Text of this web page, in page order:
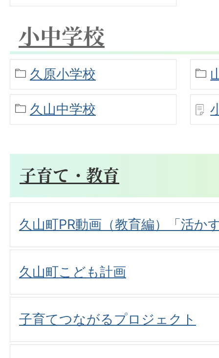
小中学校
久原小学校
久山中学校
子育て・教育
久山町PR動画（教育編）「活か
久山町こども計画
子育てつながるプロジェクト